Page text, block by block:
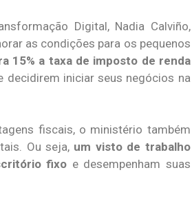
Digital, Nadia Calviño,
as condições para os pequenos
15% a taxa de imposto de renda
decidirem iniciar seus negócios na
fiscais, o ministério também
Ou seja, um visto de trabalho
fixo e desempenham suas